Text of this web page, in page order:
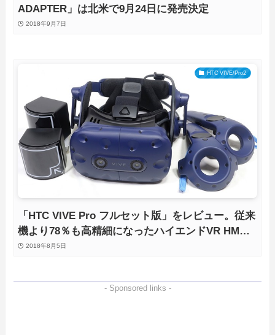
ADAPTER」は北米で9月24日に発売決定
2018年9月7日
HTC VIVE/Pro2
「HTC VIVE Pro フルセット版」をレビュー。従来
機より78％も高精細になったハイエンドVR HMD
の画質や装着感を徹底検証
2018年8月5日
- Sponsored links -